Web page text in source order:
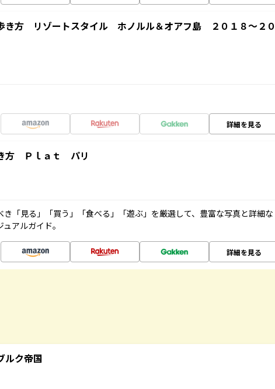
き方 リゾートスタイル ホノルル＆オアフ島 ２０１８～２０
詳細を見る
方 Ｐｌａｔ パリ
き「見る」「買う」「食べる」「遊ぶ」を厳選して、豊富な写真と詳細な
アルガイド。
詳細を見る
ク帝国